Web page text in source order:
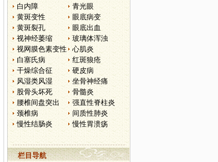
白内障
青光眼
黄斑变性
眼底病变
黄斑裂孔
眼底出血
视神经萎缩
玻璃体浑浊
视网膜色素变性
心肌炎
白塞氏病
红斑狼疮
干燥综合征
硬皮病
风湿类风湿
坐骨神经痛
股骨头坏死
骨髓炎
腰椎间盘突出
强直性脊柱炎
颈椎病
间质性肺炎
慢性结肠炎
慢性胃溃疡
栏目导航